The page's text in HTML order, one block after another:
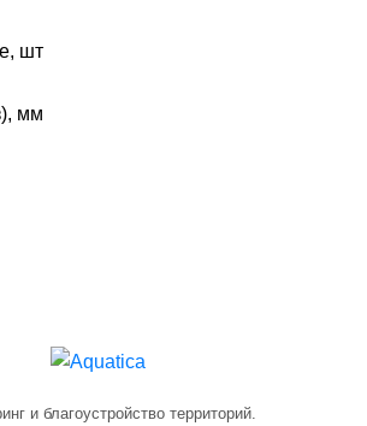
шт
мм
и благоустройство территорий.